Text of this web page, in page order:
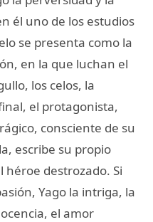
él uno de los estudios
se presenta como la
en la que luchan el
los celos, la
el protagonista,
consciente de su
escribe su propio
destrozado. Si
Yago la intriga, la
el amor